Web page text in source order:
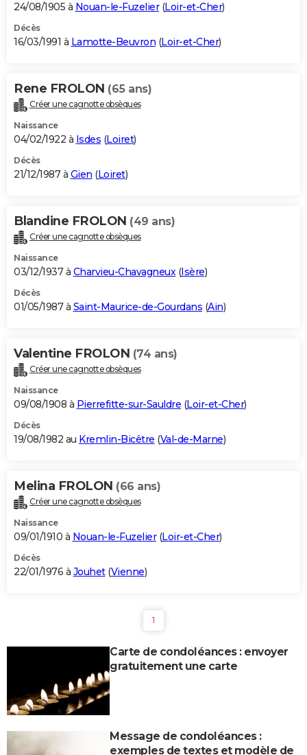
24/08/1905 à Nouan-le-Fuzelier(Loir-et-Cher)
Décès
16/03/1991 à Lamotte-Beuvron (Loir-et-Cher)
Rene FROLON (65 ans)
Créer une cagnotte obsèques
Naissance
04/02/1922 à Isdes (Loiret)
Décès
21/12/1987 à Gien (Loiret)
Blandine FROLON (49 ans)
Créer une cagnotte obsèques
Naissance
03/12/1937 à Charvieu-Chavagneux(Isère)
Décès
01/05/1987 à Saint-Maurice-de-Gourdans (Ain)
Valentine FROLON (74 ans)
Créer une cagnotte obsèques
Naissance
09/08/1908 à Pierrefitte-sur-Sauldre (Loir-et-Cher)
Décès
19/08/1982 au Kremlin-Bicêtre (Val-de-Marne)
Melina FROLON (66 ans)
Créer une cagnotte obsèques
Naissance
09/01/1910 à Nouan-le-Fuzelier(Loir-et-Cher)
Décès
22/01/1976 à Jouhet(Vienne)
1
Carte de condoléances : envoyer
gratuitement une carte
Message de condoléances :
exemples de textes et modèle de